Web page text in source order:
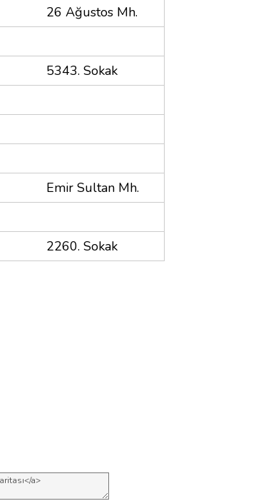
26 Ağustos Mh.
5343. Sokak
Emir Sultan Mh.
2260. Sokak